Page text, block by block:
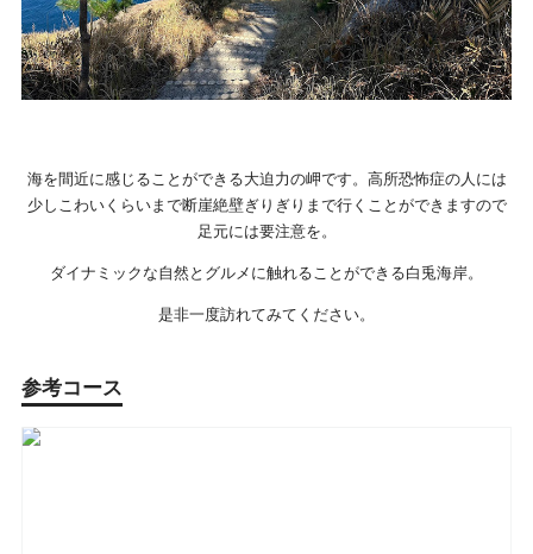
海を間近に感じることができる大迫力の岬です。高所恐怖症の人には
少しこわいくらいまで断崖絶壁ぎりぎりまで行くことができますので
足元には要注意を。
ダイナミックな自然とグルメに触れることができる白兎海岸。
是非一度訪れてみてください。
参考コース